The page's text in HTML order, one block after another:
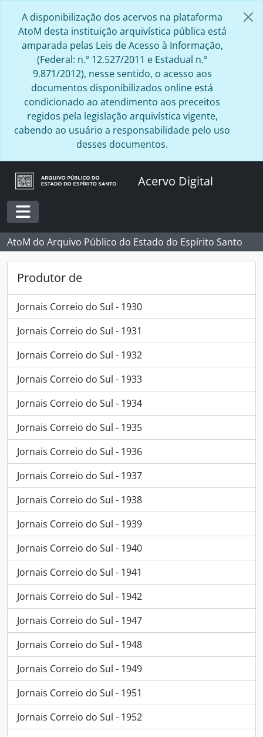
A disponibilização dos acervos na plataforma
AtoM desta instituição arquivística pública está
amparada pelas Leis de Acesso à Informação,
(Federal: n.º 12.527/2011 e Estadual n.º
9.871/2012), nesse sentido, o acesso aos
documentos disponibilizados online está
condicionado ao atendimento aos preceitos
regidos pela legislação arquivística vigente,
cabendo ao usuário a responsabilidade pelo uso
desses documentos.
Acervo Digital
Toggle navigation
AtoM do Arquivo Público do Estado do Espírito Santo
Produtor de
Jornais Correio do Sul - 1930
Jornais Correio do Sul - 1931
Jornais Correio do Sul - 1932
Jornais Correio do Sul - 1933
Jornais Correio do Sul - 1934
Jornais Correio do Sul - 1935
Jornais Correio do Sul - 1936
Jornais Correio do Sul - 1937
Jornais Correio do Sul - 1938
Jornais Correio do Sul - 1939
Jornais Correio do Sul - 1940
Jornais Correio do Sul - 1941
Jornais Correio do Sul - 1942
Jornais Correio do Sul - 1947
Jornais Correio do Sul - 1948
Jornais Correio do Sul - 1949
Jornais Correio do Sul - 1951
Jornais Correio do Sul - 1952